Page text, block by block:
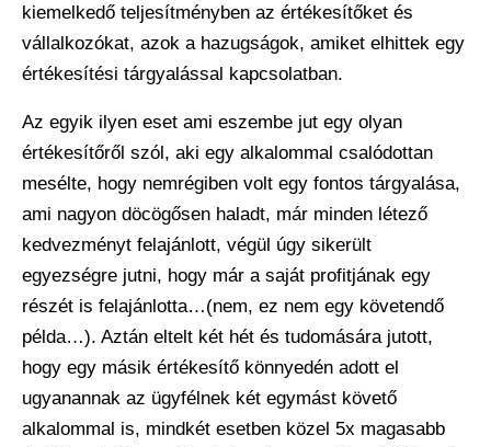
kiemelkedő teljesítményben az értékesítőket és
vállalkozókat, azok a hazugságok, amiket elhittek egy
értékesítési tárgyalással kapcsolatban.
Az egyik ilyen eset ami eszembe jut egy olyan
értékesítőről szól, aki egy alkalommal csalódottan
mesélte, hogy nemrégiben volt egy fontos tárgyalása,
ami nagyon döcögősen haladt, már minden létező
kedvezményt felajánlott, végül úgy sikerült
egyezségre jutni, hogy már a saját profitjának egy
részét is felajánlotta…(nem, ez nem egy követendő
példa…). Aztán eltelt két hét és tudomására jutott,
hogy egy másik értékesítő könnyedén adott el
ugyanannak az ügyfélnek két egymást követő
alkalommal is, mindkét esetben közel 5x magasabb